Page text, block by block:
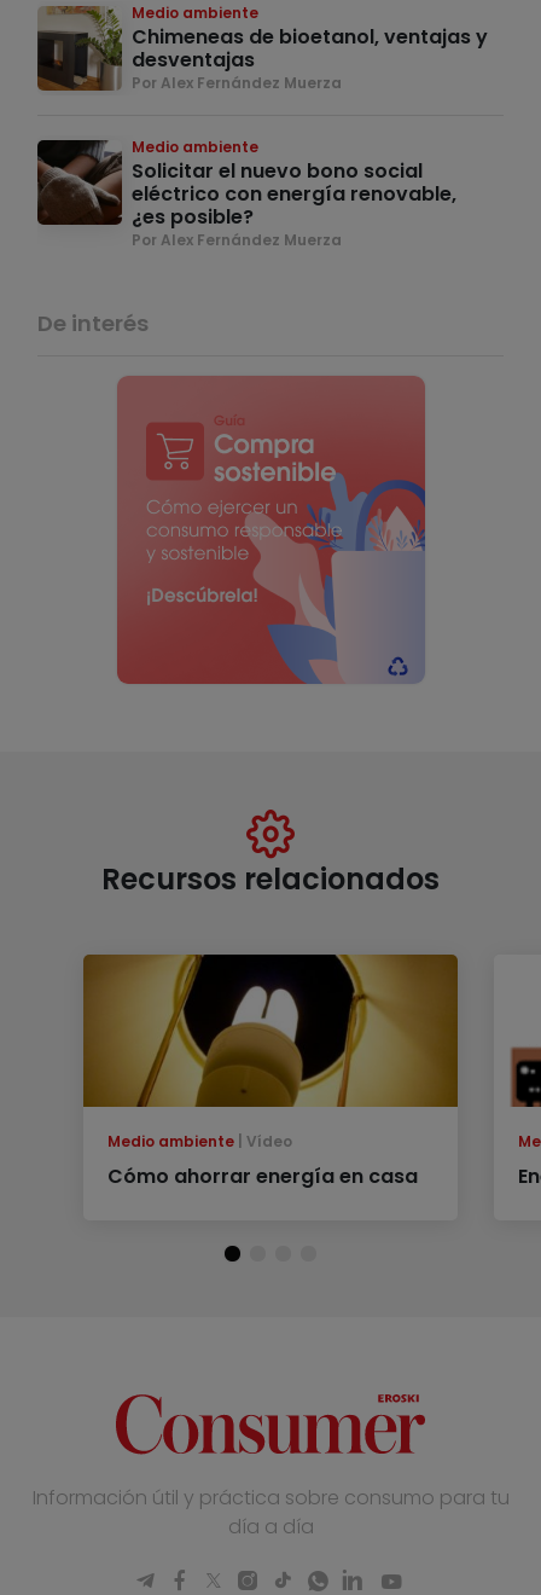
Medio ambiente
Chimeneas de bioetanol, ventajas y
desventajas
Por Alex Fernández Muerza
Medio ambiente
Solicitar el nuevo bono social
eléctrico con energía renovable,
¿es posible?
Por Alex Fernández Muerza
De interés
Recursos relacionados
Medio ambiente Vídeo
Cómo ahorrar energía en casa
Información útil y práctica sobre consumo para tu
día a día